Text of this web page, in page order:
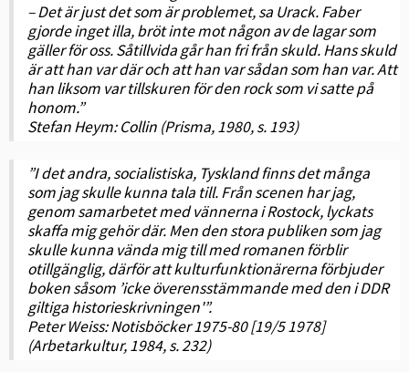
– Det är just det som är problemet, sa Urack. Faber
gjorde inget illa, bröt inte mot någon av de lagar som
gäller för oss. Såtillvida går han fri från skuld. Hans skuld
är att han var där och att han var sådan som han var. Att
han liksom var tillskuren för den rock som vi satte på
honom.”
Stefan Heym: Collin (Prisma, 1980, s. 193)
”I det andra, socialistiska, Tyskland finns det många
som jag skulle kunna tala till. Från scenen har jag,
genom samarbetet med vännerna i Rostock, lyckats
skaffa mig gehör där. Men den stora publiken som jag
skulle kunna vända mig till med romanen förblir
otillgänglig, därför att kulturfunktionärerna förbjuder
boken såsom ’icke överensstämmande med den i DDR
giltiga historieskrivningen'”.
Peter Weiss: Notisböcker 1975-80 [19/5 1978]
(Arbetarkultur, 1984, s. 232)